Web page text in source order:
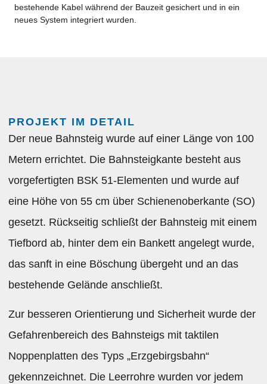
bestehende Kabel während der Bauzeit gesichert und in ein
neues System integriert wurden.
PROJEKT IM DETAIL
Der neue Bahnsteig wurde auf einer Länge von 100
Metern errichtet. Die Bahnsteigkante besteht aus
vorgefertigten BSK 51-Elementen und wurde auf
eine Höhe von 55 cm über Schienenoberkante (SO)
gesetzt. Rückseitig schließt der Bahnsteig mit einem
Tiefbord ab, hinter dem ein Bankett angelegt wurde,
das sanft in eine Böschung übergeht und an das
bestehende Gelände anschließt.
Zur besseren Orientierung und Sicherheit wurde der
Gefahrenbereich des Bahnsteigs mit taktilen
Noppenplatten des Typs „Erzgebirgsbahn“
gekennzeichnet. Die Leerrohre wurden vor jedem